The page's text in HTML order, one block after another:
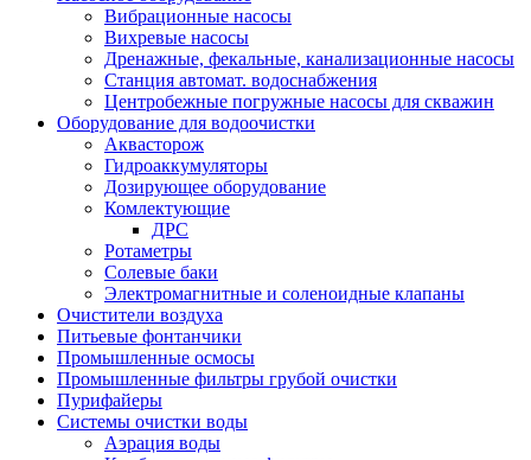
Вибрационные насосы
Вихревые насосы
Дренажные, фекальные, канализационные насосы
Станция автомат. водоснабжения
Центробежные погружные насосы для скважин
Оборудование для водоочистки
Аквасторож
Гидроаккумуляторы
Дозирующее оборудование
Комлектующие
ДРС
Ротаметры
Солевые баки
Электромагнитные и соленоидные клапаны
Очистители воздуха
Питьевые фонтанчики
Промышленные осмосы
Промышленные фильтры грубой очистки
Пурифайеры
Системы очистки воды
Аэрация воды